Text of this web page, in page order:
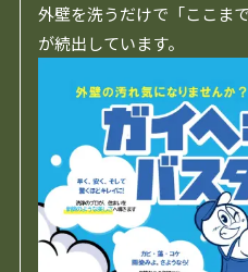
外壁を洗うだけで「ここま
が続出しています。